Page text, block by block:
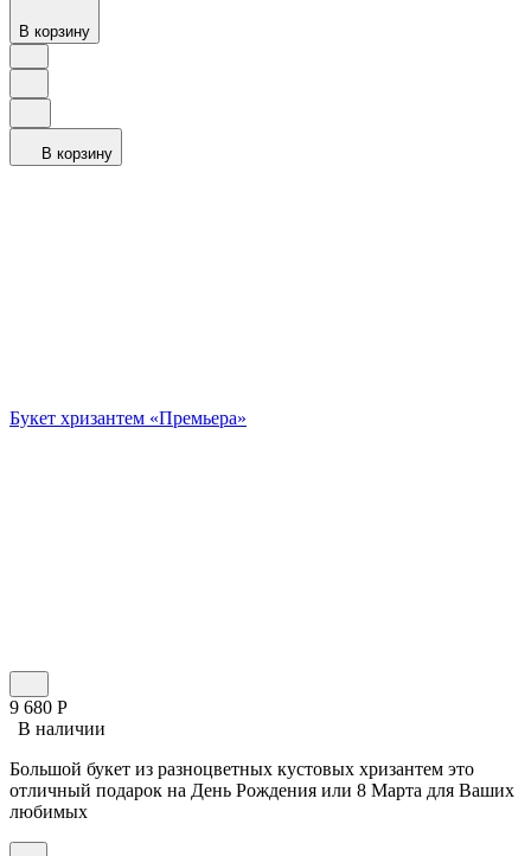
В корзину
В корзину
Букет хризантем «Премьера»
9 680 Р
В наличии
Большой букет из разноцветных кустовых хризантем это
отличный подарок на День Рождения или 8 Марта для Ваших
любимых